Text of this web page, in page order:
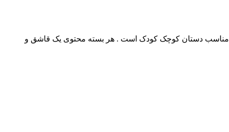
طراحی دسته کوچک به شکل دایناسور که باعث جلب توجه کودک به غذا خوردن می شود. ست قاشق و چنگال هی اور شی Heorshe مناسب دستان کوچک کودک است . هر بسته محتوی یک‌ قاشق و